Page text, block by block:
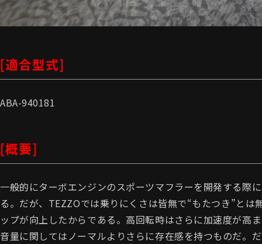
[適合型式]
ABA-940181
[概要]
一般的にターボエンジンのスポーツマフラーを開発する際
る。だが、TEZZOでは乗りにくさは皆無で“もたつき”と
ップが向上したからである。高回転時はさらに加速度が高
音量に関してはノーマルよりさらに存在感を持つものだ。